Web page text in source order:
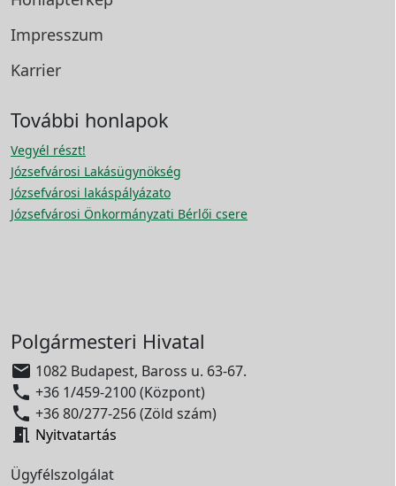
Impresszum
Karrier
További honlapok
Vegyél részt!
Józsefvárosi Lakásügynökség
Józsefvárosi lakáspályázato
Józsefvárosi Önkormányzati Bérlői csere
Polgármesteri Hivatal
 1082 Budapest, Baross u. 63-67.
 +36 1/459-2100 (Központ)
 +36 80/277-256 (Zöld szám)
 Nyitvatartás
Ügyfélszolgálat